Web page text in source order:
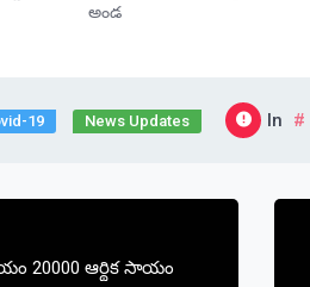
అండ
19 News Updates In
20000 ఆర్థిక సాయం